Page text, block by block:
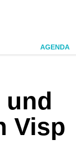
AGENDA
und
Visp